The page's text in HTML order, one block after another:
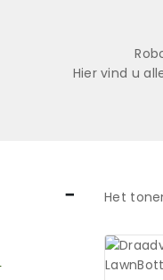
Hier vind u
Het